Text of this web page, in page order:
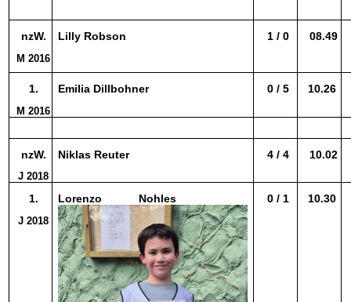
nzW.
M 2016
Lilly Robson 1 / 0 08.49
1.
M 2016
Emilia Dillbohner 0 / 5 10.26
nzW.
J 2018
Niklas Reuter 4 / 4 10.02
1.
J 2018
Lorenzo Nohles 0 / 1 10.30